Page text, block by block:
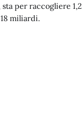
per raccogliere 1,2
miliardi.